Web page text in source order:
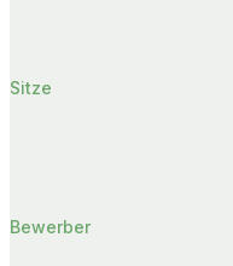
Sitze
Bewerber